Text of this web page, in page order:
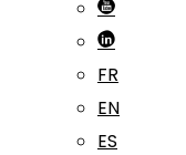
FR
EN
ES